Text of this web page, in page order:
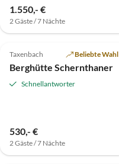
1.550,- €
2 Gäste / 7 Nächte
4.9 (15)
Taxenbach Beliebte Wahl
Berghütte Schernthaner
Schnellantworter
530,- €
2 Gäste / 7 Nächte
4.0 (1)